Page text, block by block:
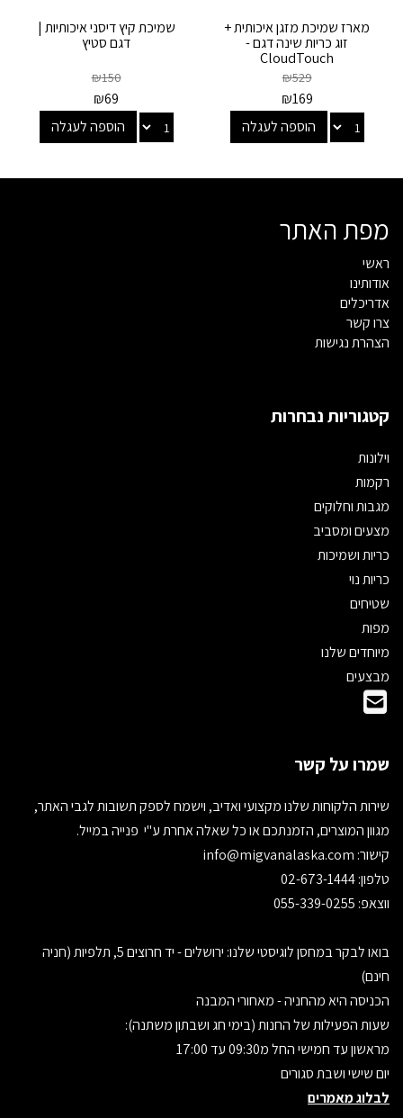
מארז שמיכת מזגן איכותית +
זוג כריות שינה דגם -
CloudTouch
₪529
₪169
הוספה לעגלה
שמיכת קיץ דיסני איכותיות |
דגם סטיץ
₪150
₪69
הוספה לעגלה
מפת האתר
ראשי
אודותינו
אדריכלים
צרו קשר
הצהרת נגישות
קטגוריות נבחרות
וילונות
רקמות
מגבות וחלוקים
מצעים ומסביב
כריות ושמיכות
כריות נוי
שטיחים
מפות
מיוחדים שלנו
מבצעים
שמרו על קשר
שירות הלקוחות שלנו מקצועי ואדיב, וישמח לספק תשובות לגבי האתר,
מגוון המוצרים, הזמנתכם או כל שאלה אחרת ע"י פנייה במייל.
קישור:
טלפון: 02-673-1444
ווצאפ: 055-339-0255
בואו לבקר במחסן לוגיסטי שלנו: ירושלים - יד חרוצים 5, תלפיות (חניה
חינם)
הכניסה היא מהחניה - מאחורי המבנה
שעות הפעילות של החנות (בימי חג ושבתון משתנה):
מראשון עד חמישי החל מ09:30 עד 17:00
יום שישי ושבת סגורים
לבלוג מאמרים